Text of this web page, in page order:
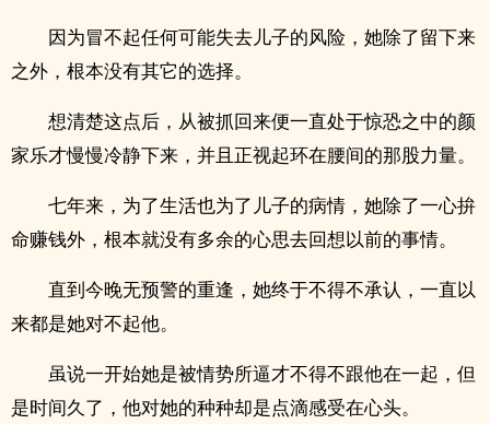
因为冒不起任何可能失去儿子的风险，她除了留下来
之外，根本没有其它的选择。
想清楚这点后，从被抓回来便一直处于惊恐之中的颜
家乐才慢慢冷静下来，并且正视起环在腰间的那股力量。
七年来，为了生活也为了儿子的病情，她除了一心拚
命赚钱外，根本就没有多余的心思去回想以前的事情。
直到今晚无预警的重逢，她终于不得不承认，一直以
来都是她对不起他。
虽说一开始她是被情势所逼才不得不跟他在一起，但
是时间久了，他对她的种种却是点滴感受在心头。